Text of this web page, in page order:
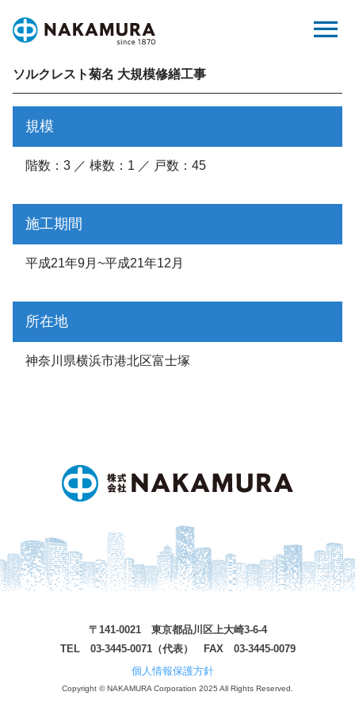
content
menu
ソルクレスト菊名 大規模修繕工事
規模
階数：3 ／ 棟数：1 ／ 戸数：45
施工期間
平成21年9月~平成21年12月
所在地
神奈川県横浜市港北区富士塚
〒141-0021 東京都品川区上大崎3-6-4
TEL 03-3445-0071（代表） FAX 03-3445-0079
個人情報保護方針
Copyright © NAKAMURA Corporation 2025 All Rights Reserved.